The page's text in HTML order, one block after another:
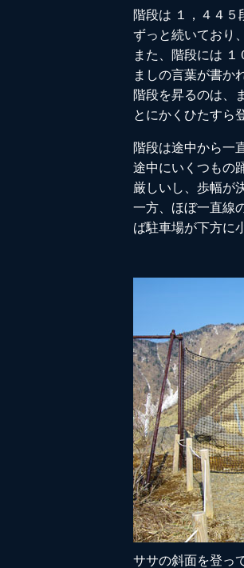
階段は １，４４
ずっと続いており
また、階段には
ましの言葉が書か
階段を昇るのは、
とにかくひたすら
階段は途中から一
途中にいくつもの
厳しいし、歩幅が
一方、ほぼ一直線
ば駐車場が下方に
ササの斜面を登っ